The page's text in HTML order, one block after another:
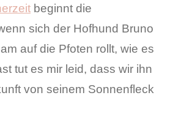
beginnt die
sich der Hofhund Bruno
auf die Pfoten rollt, wie es
tut es mir leid, dass wir ihn
von seinem Sonnenfleck